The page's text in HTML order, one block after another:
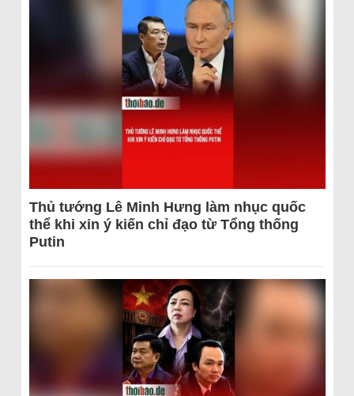
Thủ tướng Lê Minh Hưng làm nhục quốc
thể khi xin ý kiến chỉ đạo từ Tổng thống
Putin